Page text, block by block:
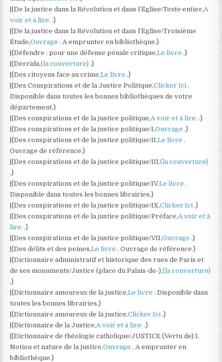
|{De la justice dans la Révolution et dans l’Église/Texte entier,A
voir et à lire..}
|{De la justice dans la Révolution et dans l’Église/Troisième
Étude,Ouvrage. A emprunter en bibliothèque.}
|{Défendre : pour une défense pénale critique,Le livre.}
|{Derrida,(la couverture).}
|{Des citoyens face au crime,Le livre.}
|{Des Conspirations et de la Justice Politique,Clicker Ici.
Disponible dans toutes les bonnes bibliothèques de votre
département.}
|{Des conspirations et de la justice politique,A voir et à lire..}
|{Des conspirations et de la justice politique/I,Ouvrage.}
|{Des conspirations et de la justice politique/II,Le livre.
Ouvrage de référence.}
|{Des conspirations et de la justice politique/III,(la couverture)
.}
|{Des conspirations et de la justice politique/IV,Le livre.
Disponible dans toutes les bonnes librairies.}
|{Des conspirations et de la justice politique/IX,Clicker Ici.}
|{Des conspirations et de la justice politique/Préface,A voir et à
lire..}
|{Des conspirations et de la justice politique/VII,Ouvrage.}
|{Des délits et des peines,Le livre. Ouvrage de référence.}
|{Dictionnaire administratif et historique des rues de Paris et
de ses monuments/Justice (place du Palais-de-),(la couverture)
.}
|{Dictionnaire amoureux de la justice,Le livre. Disponible dans
toutes les bonnes librairies.}
|{Dictionnaire amoureux de la justice,Clicker Ici.}
|{Dictionnaire de la Justice,A voir et à lire..}
|{Dictionnaire de théologie catholique/JUSTICE (Vertu de) I.
Notion et nature de la justice,Ouvrage. A emprunter en
bibliothèque.}